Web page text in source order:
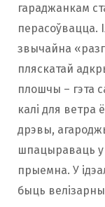
гараджанкам
перасоўвацца.
звычайна
пляскатай
плошчы – гэта
калі для ветра
дрэвы,
шпацыраваць
прыемна. У
быць